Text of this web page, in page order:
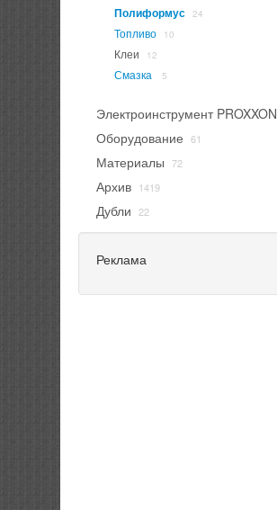
Полиформус 24
Топливо 10
Клеи 12
Смазка 5
Электроинструмент PROXXON
Оборудование 61
Материалы 72
Архив 1419
Дубли 22
Реклама